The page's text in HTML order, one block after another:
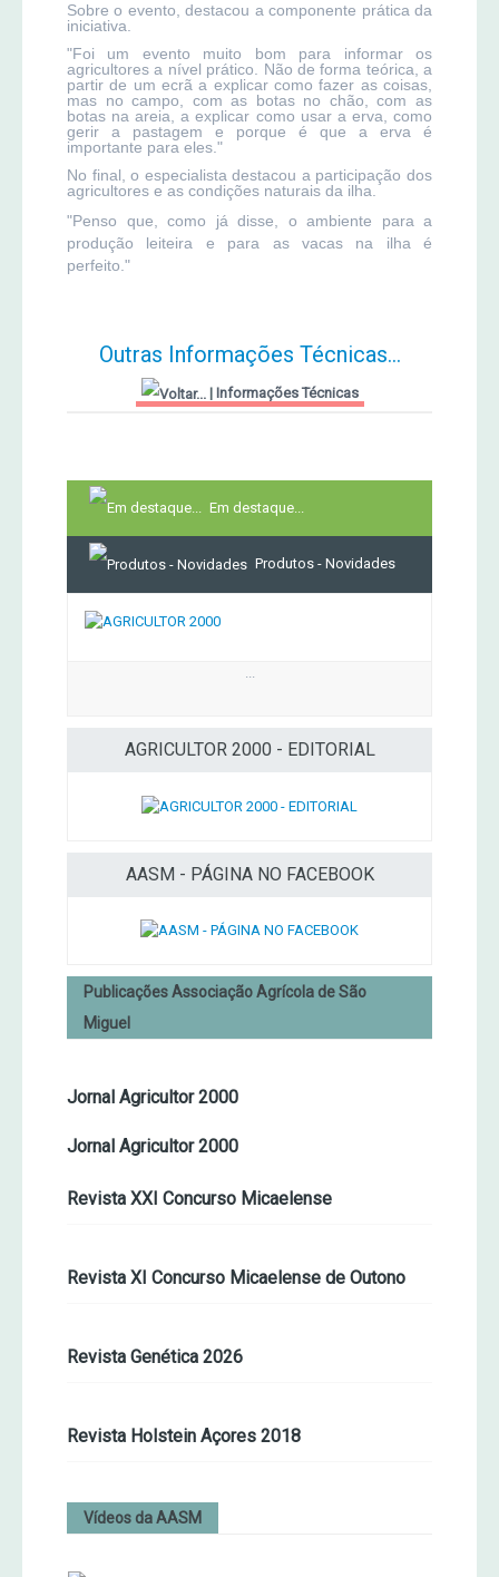
Sobre o evento, destacou a componente prática da
iniciativa.
"Foi um evento muito bom para informar os
agricultores a nível prático. Não de forma teórica, a
partir de um ecrã a explicar como fazer as coisas,
mas no campo, com as botas no chão, com as
botas na areia, a explicar como usar a erva, como
gerir a pastagem e porque é que a erva é
importante para eles."
No final, o especialista destacou a participação dos
agricultores e as condições naturais da ilha.
"Penso que, como já disse, o ambiente para a
produção leiteira e para as vacas na ilha é
perfeito."
Outras Informações Técnicas...
| Informações Técnicas
Em destaque...
Produtos - Novidades
...
AGRICULTOR 2000 - EDITORIAL
AASM - PÁGINA NO FACEBOOK
Publicações Associação Agrícola de São
Miguel
Jornal Agricultor 2000
Jornal Agricultor 2000
Revista XXI Concurso Micaelense
Revista XI Concurso Micaelense de Outono
Revista Genética 2026
Revista Holstein Açores 2018
Vídeos da AASM